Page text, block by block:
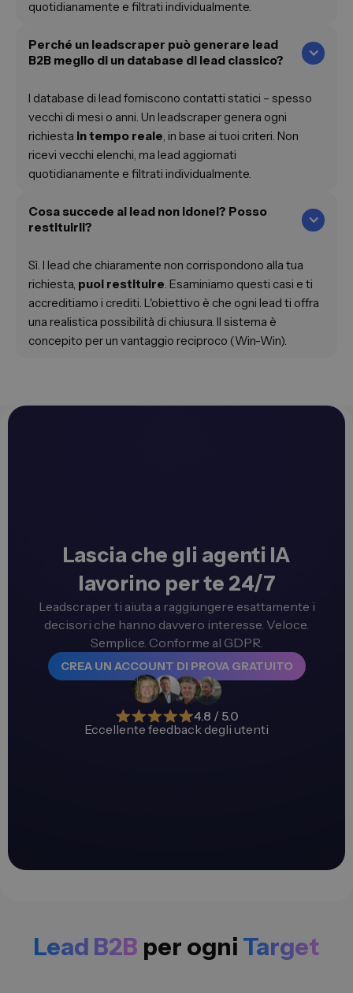
quotidianamente e filtrati individualmente.
Perché un leadscraper può generare lead
B2B meglio di un database di lead classico?
I database di lead forniscono contatti statici – spesso
vecchi di mesi o anni. Un leadscraper genera ogni
richiesta in tempo reale, in base ai tuoi criteri. Non
ricevi vecchi elenchi, ma lead aggiornati
quotidianamente e filtrati individualmente.
Cosa succede ai lead non idonei? Posso
restituirli?
Sì. I lead che chiaramente non corrispondono alla tua
richiesta, puoi restituire. Esaminiamo questi casi e ti
accreditiamo i crediti. L'obiettivo è che ogni lead ti offra
una realistica possibilità di chiusura. Il sistema è
concepito per un vantaggio reciproco (Win-Win).
Lascia che gli agenti IA
lavorino per te 24/7
Leadscraper ti aiuta a raggiungere esattamente i
decisori che hanno davvero interesse. Veloce.
Semplice. Conforme al GDPR.
CREA UN ACCOUNT DI PROVA GRATUITO
4.8 / 5.0
Eccellente feedback degli utenti
Lead B2B per ogni Target